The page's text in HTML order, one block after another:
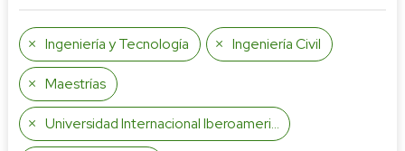
Ingeniería y Tecnología Ingeniería Civil
Maestrías
Universidad Internacional Iberoamericana UNINI